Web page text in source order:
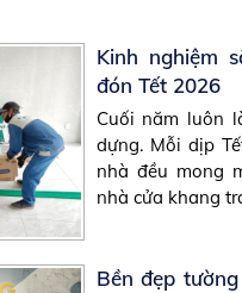
Kinh nghiệm
đón Tết 2026
Cuối năm luôn
dựng. Mỗi dịp
nhà đều mong
nhà cửa khang
Bền đẹp